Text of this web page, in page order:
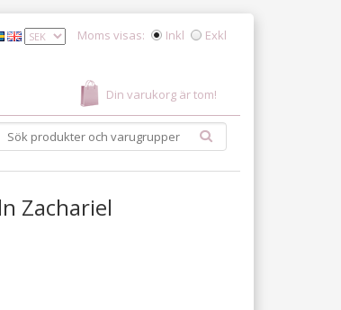
Din varukorg är tom!
Moms visas: Inkl Exkl
Zachariel